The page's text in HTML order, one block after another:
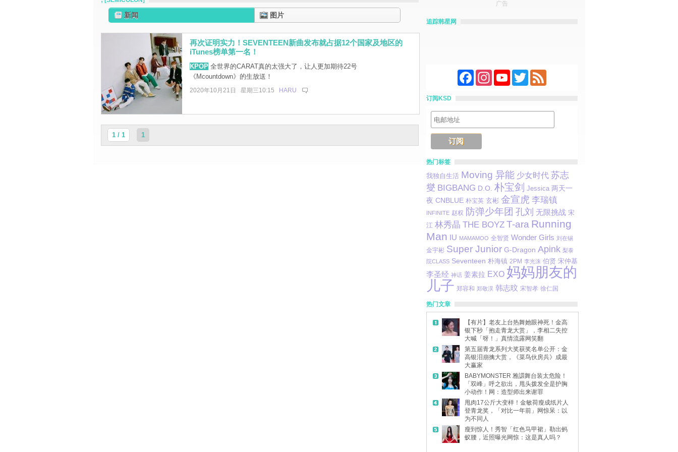
新闻 图片
再次证明实力！SEVENTEEN新曲发布就占据12个国家及地区的
iTunes榜单第一名！
KPOP全世界的CARAT真的太强大了，让人更加期待22号
《Mcountdown》的生放送！
2020年10月21日 星期三10:15 HARU
1 / 1 1
广告
追踪韩星网
FacebookInstagramYouTubeTwitterFeed
订阅KSD
热门标签
我独自生活 Moving 异能 少女时代 苏志
燮 BIGBANG D.O. 朴宝剑 Jessica 两天一
夜 CNBLUE 朴宝英 玄彬 金宣虎 李瑞镇
INFINITE 赵权 防弹少年团 孔刘 无限挑战 宋
江 林秀晶 THE BOYZ T-ara Running
Man IU MAMAMOO 全智贤 Wonder Girls 刘在锡
金宇彬 Super Junior G-Dragon Apink 梨泰
院CLASS Seventeen 朴海镇 2PM 李光洙 伯贤 宋仲基
李圣经 神话 姜素拉 EXO 妈妈朋友的
儿子 郑容和 郑敬淏 韩志旼 宋智孝 徐仁国
热门文章
【有片】老友上台热舞她眼神死！金高
银下秒「抱走青龙大赏」，李相二失控
大喊「呀！」真情流露网笑翻
第五届青龙系列大奖获奖名单公开：金
高银泪崩擒大赏，《菜鸟伙房兵》成最
大赢家
BABYMONSTER 雅譞舞台装太危险！
「双峰」呼之欲出，甩头拨发全是护胸
小动作！网：造型师出来谢罪
甩肉17公斤大变样！金敏荷瘦成纸片人
登青龙奖，「对比一年前」网惊呆：以
为不同人
瘦到惊人！秀智「红色马甲裙」勒出蚂
蚁腰，近照曝光网惊：这是真人吗？